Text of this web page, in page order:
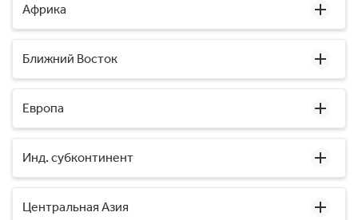
Африка
Ближний Восток
Европа
Инд. субконтинент
Центральная Азия